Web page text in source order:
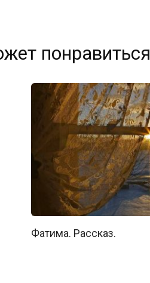
понравиться
Фатима. Рассказ.